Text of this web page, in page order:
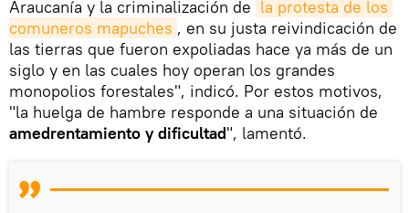
Araucanía y la criminalización de la protesta de los
comuneros mapuches , en su justa reivindicación de
las tierras que fueron expoliadas hace ya más de un
siglo y en las cuales hoy operan los grandes
monopolios forestales", indicó. Por estos motivos,
"la huelga de hambre responde a una situación de
amedrentamiento y dificultad", lamentó.